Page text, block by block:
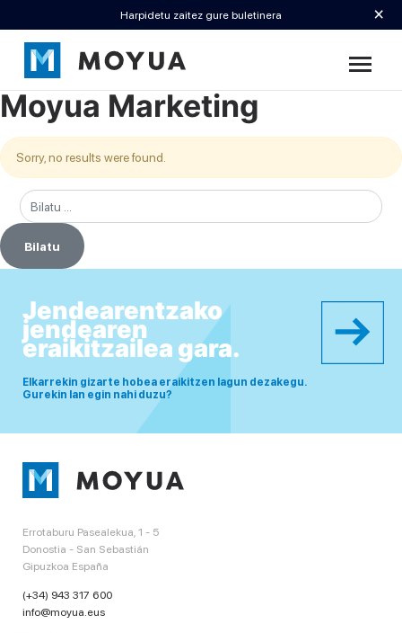
Harpidetu zaitez gure buletinera ×
Moyua Marketing
Sorry, no results were found.
Bilatu:
Jendearentzako
jendearen
eraikitzailea gara.
Elkarrekin gizarte hobea eraikitzen lagun dezakegu.
Gurekin lan egin nahi duzu?
Errotaburu Pasealekua, 1 - 5
Donostia - San Sebastián
Gipuzkoa España
(+34) 943 317 600
info@moyua.eus